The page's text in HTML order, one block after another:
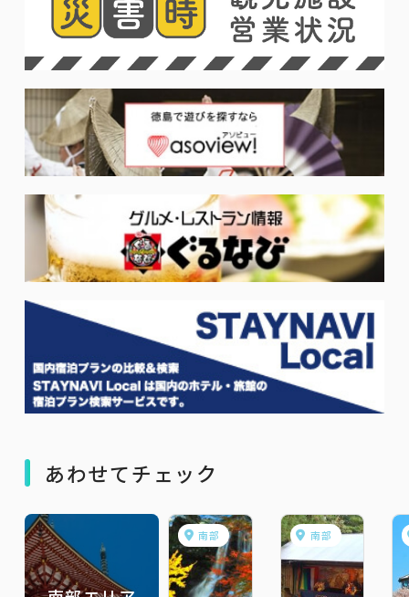
あわせてチェック
南部 南部